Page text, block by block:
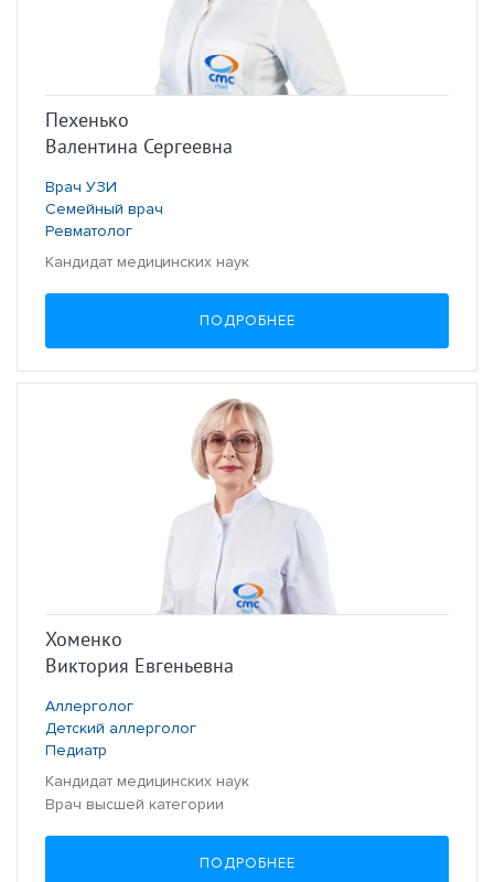
Пехенько
Валентина Сергеевна
Врач УЗИ
Семейный врач
Ревматолог
Кандидат медицинских наук
ПОДРОБНЕЕ
Хоменко
Виктория Евгеньевна
Аллерголог
Детский аллерголог
Педиатр
Кандидат медицинских наук
Врач высшей категории
ПОДРОБНЕЕ